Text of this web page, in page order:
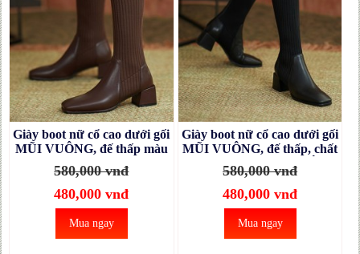
Giày boot nữ cổ cao dưới gối
MŨI VUÔNG, đế thấp màu
nâu chất LEN kết hợp DA
PU ÔM CHÂN style cổ điển
GCC07C
580,000 vnđ
480,000 vnđ
Mua ngay
Giày boot nữ cổ cao dưới gối
MŨI VUÔNG, đế thấp, chất
LEN kết hợp DA PU ÔM
CHÂN style cổ điển
GCC07A
580,000 vnđ
480,000 vnđ
Mua ngay